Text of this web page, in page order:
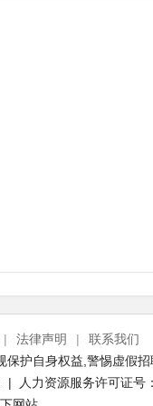
| 法律声明 |
联系我们
护自身权益,警惕虚假
人力资源服务许可证号